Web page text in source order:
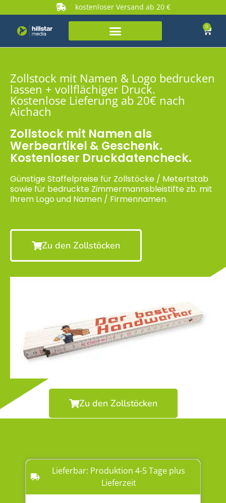
kostenloser Versand ab 20 €
0
Zollstock mit Namen & Logo bedrucken
lassen + vollflächiger Druck.
Kostenlose Lieferung ab 20€ nach
Aichach
Zollstock mit Namen als
Werbeartikel & Geschenk.
Kostenloser Druckdatencheck.
Günstige Staffelpreise für Zollstöcke / Metertstab
sowie für bedruckte Zimmermannsbleistifte zb. mit
Ihrem Logo und Namen / Firmennamen.
Zu den Zollstöcken
Zu den Zollstöcken
Lieferbar: Produktion 4-5 Tage plus
Lieferzeit